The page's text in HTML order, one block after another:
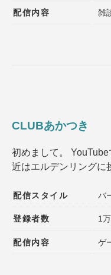
選
配信内容 雑
CLUBあかつき
初めまして。
近はエルデンリングに
配信スタイル バ
登録者数 1
配信内容 ゲ